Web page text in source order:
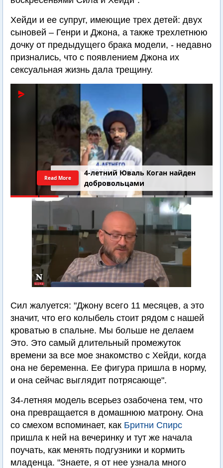
Хейди и ее супруг, имеющие трех детей: двух
сыновей – Генри и Джона, а также трехлетнюю
дочку от предыдущего брака модели, - недавно
признались, что с появлением Джона их
сексуальная жизнь дала трещину.
4-летний Юваль Коган найден
добровольцами
Read More
Сил жалуется: "Джону всего 11 месяцев, а это
значит, что его колыбель стоит рядом с нашей
кроватью в спальне. Мы больше не делаем
Это. Это самый длительный промежуток
времени за все мое знакомство с Хейди, когда
она не беременна. Ее фигура пришла в норму,
и она сейчас выглядит потрясающе".
34-летняя модель всерьез озабочена тем, что
она превращается в домашнюю матрону. Она
со смехом вспоминает, как Бритни Спирс
пришла к ней на вечеринку и тут же начала
поучать, как менять подгузники и кормить
младенца. "Знаете, я от нее узнала много